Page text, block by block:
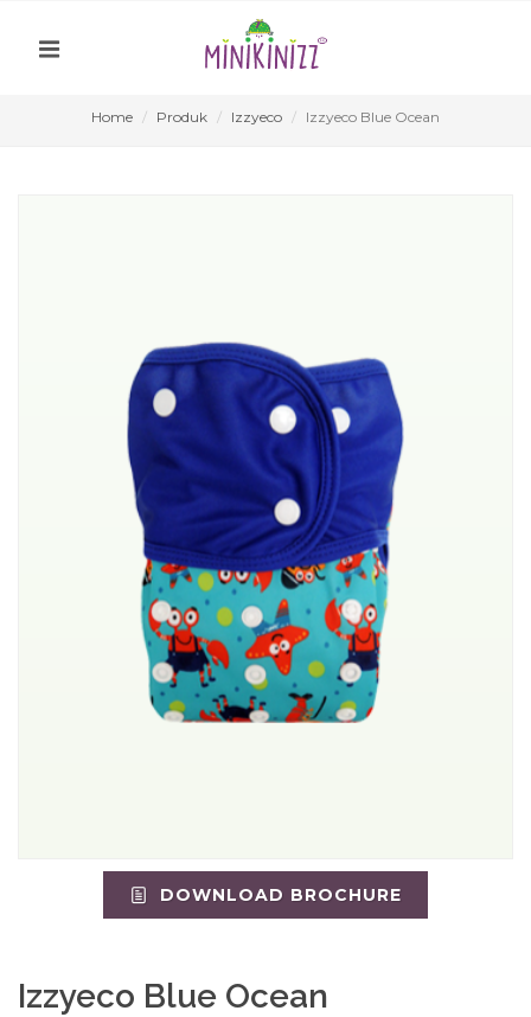
Home Produk Izzyeco Izzyeco Blue Ocean
DOWNLOAD BROCHURE
Izzyeco Blue Ocean